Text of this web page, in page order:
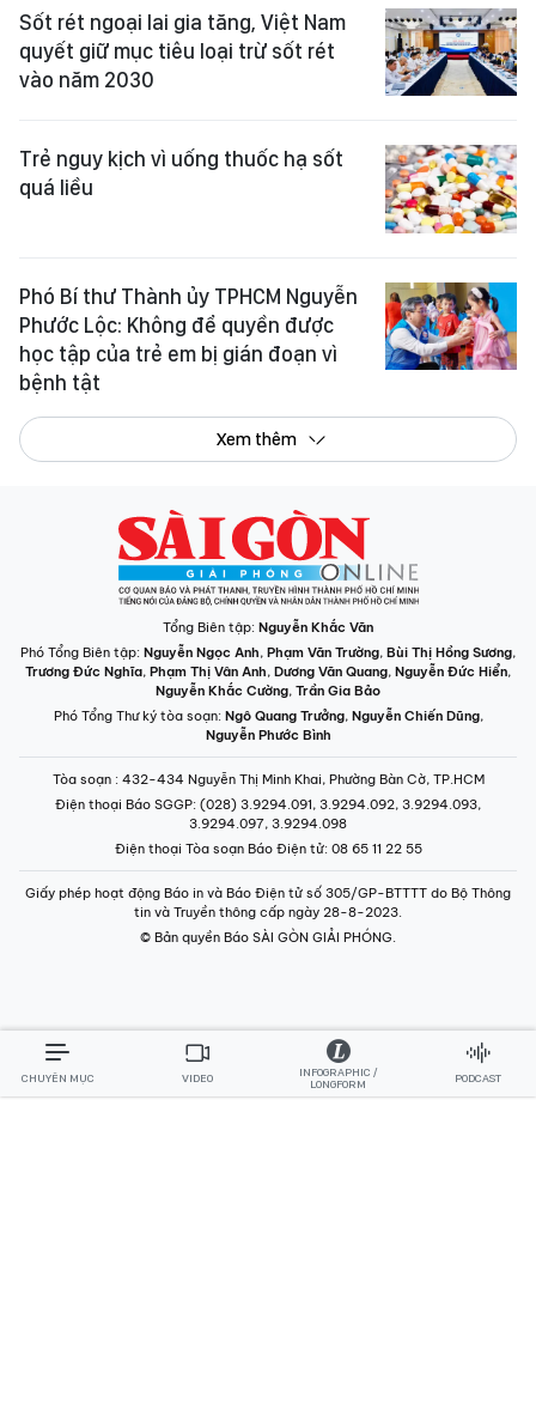
Sốt rét ngoại lai gia tăng, Việt Nam
quyết giữ mục tiêu loại trừ sốt rét
vào năm 2030
Trẻ nguy kịch vì uống thuốc hạ sốt
quá liều
Phó Bí thư Thành ủy TPHCM Nguyễn
Phước Lộc: Không để quyền được
học tập của trẻ em bị gián đoạn vì
bệnh tật
Xem thêm
Tổng Biên tập: Nguyễn Khắc Văn
Phó Tổng Biên tập: Nguyễn Ngọc Anh, Phạm Văn Trường, Bùi Thị Hồng Sương,
Trương Đức Nghĩa, Phạm Thị Vân Anh, Dương Văn Quang, Nguyễn Đức Hiển,
Nguyễn Khắc Cường, Trần Gia Bảo
Phó Tổng Thư ký tòa soạn: Ngô Quang Trưởng, Nguyễn Chiến Dũng,
Nguyễn Phước Bình
Tòa soạn : 432-434 Nguyễn Thị Minh Khai, Phường Bàn Cờ, TP.HCM
Điện thoại Báo SGGP: (028) 3.9294.091, 3.9294.092, 3.9294.093,
3.9294.097, 3.9294.098
Điện thoại Tòa soạn Báo Điện tử: 08 65 11 22 55
Giấy phép hoạt động Báo in và Báo Điện tử số 305/GP-BTTTT do Bộ Thông
tin và Truyền thông cấp ngày 28-8-2023.
© Bản quyền Báo SÀI GÒN GIẢI PHÓNG.
CHUYÊN MỤC VIDEO
INFOGRAPHIC /
LONGFORM
PODCAST